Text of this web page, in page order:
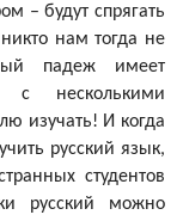
– будут спрягать
нам тогда не
падеж имеет
с несколькими
изучать! И когда
русский язык,
студентов
русский можно